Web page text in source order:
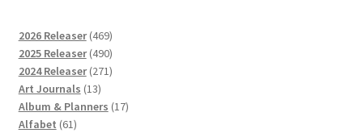
2026 Releaser 469469
produkter
2025 Releaser 490490
produkter
2024 Releaser 271271
Art Journals 1313
produkter
Album & Planners 1717
Alfabet 6161